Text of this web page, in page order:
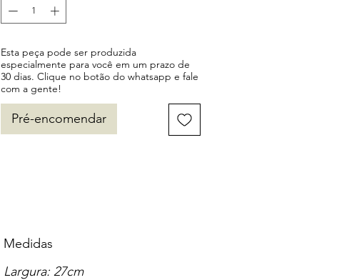
Uma peça com design clássico e
elegante.
Esta peça pode ser produzida
especialmente para você em um prazo de
30 dias. Clique no botão do whatsapp e fale
com a gente!
Pré-encomendar
Medidas
Largura: 27cm